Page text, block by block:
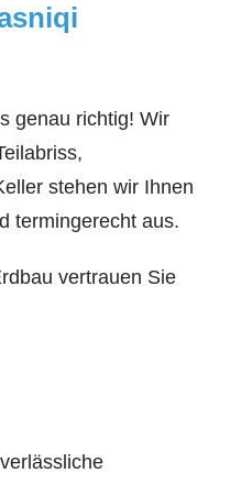
genau richtig! Wir
stehen wir Ihnen
termingerecht aus.
vertrauen Sie